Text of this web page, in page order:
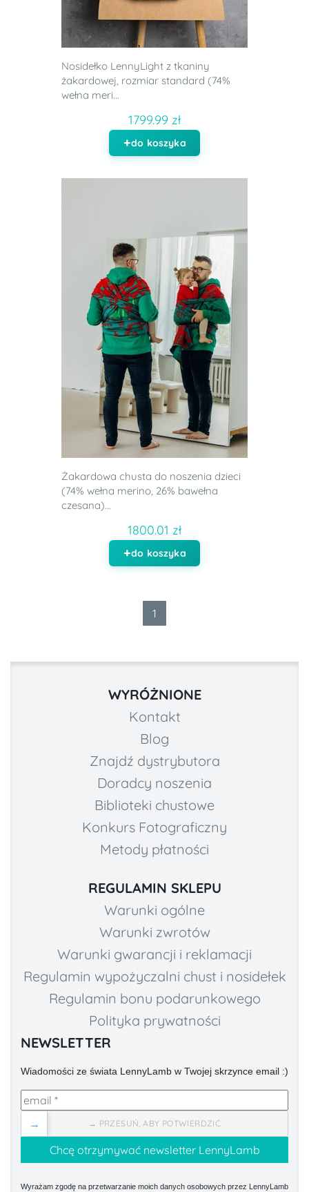
Nosidełko LennyLight z tkaniny
żakardowej, rozmiar standard (74%
wełna meri...
1799.99 zł
do koszyka
Żakardowa chusta do noszenia dzieci
(74% wełna merino, 26% bawełna
czesana)...
1800.01 zł
do koszyka
1
WYRÓŻNIONE
Kontakt
Blog
Znajdź dystrybutora
Doradcy noszenia
Biblioteki chustowe
Konkurs Fotograficzny
Metody płatności
REGULAMIN SKLEPU
Warunki ogólne
Warunki zwrotów
Warunki gwarancji i reklamacji
Regulamin wypożyczalni chust i nosidełek
Regulamin bonu podarunkowego
Polityka prywatności
NEWSLETTER
Wiadomości ze świata LennyLamb w Twojej skrzynce email :)
→ PRZESUŃ, ABY POTWIERDZIĆ
→
Wyrażam zgodę na przetwarzanie moich danych osobowych przez LennyLamb